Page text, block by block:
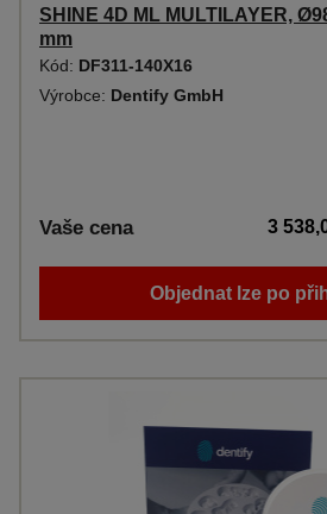
SHINE 4D ML MULTILAYER,
mm
Kód: DF311-140X16
Výrobce: Dentify GmbH
Vaše cena 3
Objednat lze po